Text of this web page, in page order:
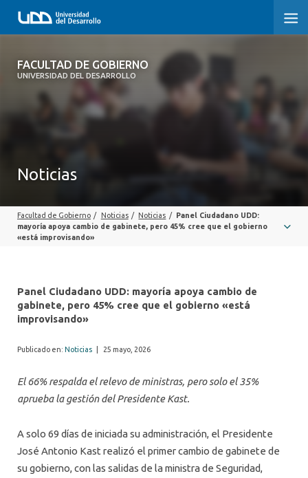
FACULTAD DE GOBIERNO
UNIVERSIDAD DEL DESARROLLO
FACULTAD DE GOBIERNO
EXTENSIÓN
Noticias
Facultad de Gobierno / Noticias / Noticias /
Panel Ciudadano UDD:
mayoría apoya cambio de gabinete, pero 45% cree que el gobierno
«está improvisando»
Panel Ciudadano UDD: mayoría apoya cambio de
gabinete, pero 45% cree que el gobierno «está
improvisando»
Publicado en: Noticias 25 mayo, 2026
El 66% respalda el relevo de ministras, pero solo el 35%
aprueba la gestión del Presidente Kast.
A solo 69 días de iniciada su administración, el Presidente
José Antonio Kast realizó el primer cambio de gabinete de
su gobierno, con las salidas de la ministra de Seguridad,